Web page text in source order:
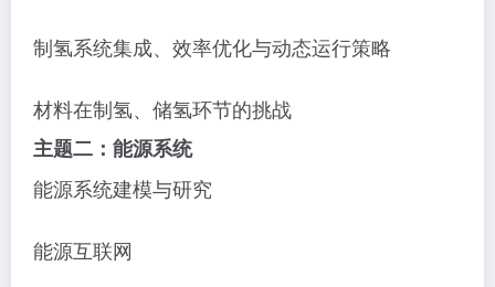
制氢系统集成、效率优化与动态运行策略
材料在制氢、储氢环节的挑战
主题二：能源系统
能源系统建模与研究
能源互联网